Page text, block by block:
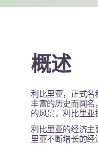
概述
利比里亚，正式
丰富的历史而闻
的风景，利比里亚
利比里亚的经济
里亚不断增长的经